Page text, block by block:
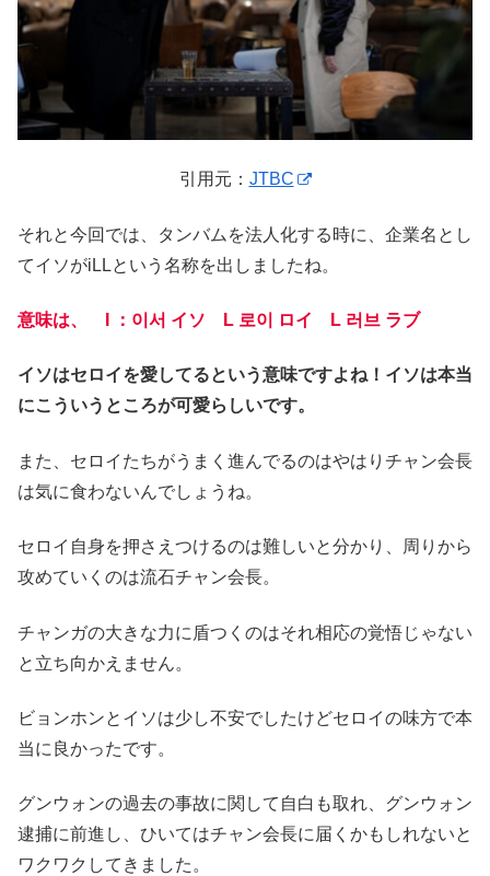
引用元： JTBC
それと今回では、タンバムを法人化する時に、企業名とし
てイソがiLLという名称を出しましたね。
意味は、 I ：이서 イソ L 로이 ロイ L 러브 ラブ
イソはセロイを愛してるという意味ですよね！イソは本当
にこういうところが可愛らしいです。
また、セロイたちがうまく進んでるのはやはりチャン会長
は気に食わないんでしょうね。
セロイ自身を押さえつけるのは難しいと分かり、周りから
攻めていくのは流石チャン会長。
チャンガの大きな力に盾つくのはそれ相応の覚悟じゃない
と立ち向かえません。
ビョンホンとイソは少し不安でしたけどセロイの味方で本
当に良かったです。
グンウォンの過去の事故に関して自白も取れ、グンウォン
逮捕に前進し、ひいてはチャン会長に届くかもしれないと
ワクワクしてきました。